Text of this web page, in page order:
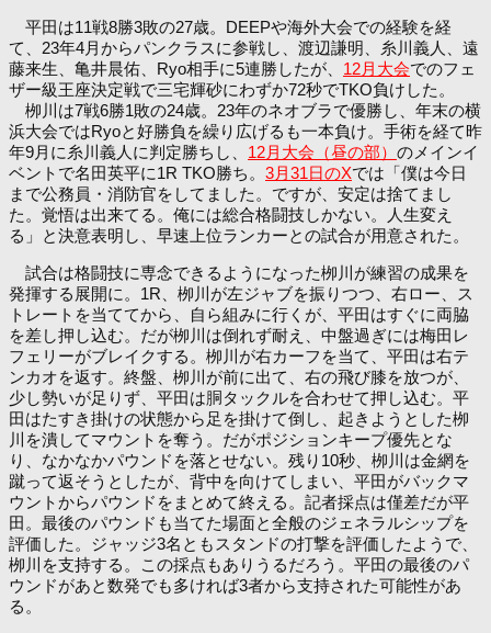
平田は11戦8勝3敗の27歳。DEEPや海外大会での経験を経
て、23年4月からパンクラスに参戦し、渡辺謙明、糸川義人、遠
藤来生、亀井晨佑、Ryo相手に5連勝したが、 12月大会でのフェ
ザー級王座決定戦で三宅輝砂にわずか72秒でTKO負けした。
栁川は7戦6勝1敗の24歳。23年のネオブラで優勝し、年末の横
浜大会ではRyoと好勝負を繰り広げるも一本負け。手術を経て昨
年9月に糸川義人に判定勝ちし、 12月大会（昼の部） のメインイ
ベントで名田英平に1R TKO勝ち。 3月31日のXでは「僕は今日
まで公務員・消防官をしてました。ですが、安定は捨てまし
た。覚悟は出来てる。俺には総合格闘技しかない。人生変え
る」と決意表明し、早速上位ランカーとの試合が用意された。
試合は格闘技に専念できるようになった栁川が練習の成果を
発揮する展開に。1R、栁川が左ジャブを振りつつ、右ロー、ス
トレートを当ててから、自ら組みに行くが、平田はすぐに両脇
を差し押し込む。だが栁川は倒れず耐え、中盤過ぎには梅田レ
フェリーがブレイクする。栁川が右カーフを当て、平田は右テ
ンカオを返す。終盤、栁川が前に出て、右の飛び膝を放つが、
少し勢いが足りず、平田は胴タックルを合わせて押し込む。平
田はたすき掛けの状態から足を掛けて倒し、起きようとした栁
川を潰してマウントを奪う。だがポジションキープ優先とな
り、なかなかパウンドを落とせない。残り10秒、栁川は金網を
蹴って返そうとしたが、背中を向けてしまい、平田がバックマ
ウントからパウンドをまとめて終える。記者採点は僅差だが平
田。最後のパウンドも当てた場面と全般のジェネラルシップを
評価した。ジャッジ3名ともスタンドの打撃を評価したようで、
栁川を支持する。この採点もありうるだろう。平田の最後のパ
ウンドがあと数発でも多ければ3者から支持された可能性があ
る。